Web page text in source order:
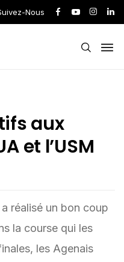
Nous
aux
et l’USM
réalisé un bon coup
la course qui les
les Agenais